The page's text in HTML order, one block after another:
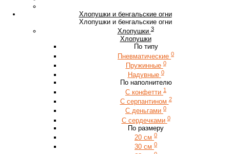
Хлопушки и бенгальские огни
Хлопушки и бенгальские огни
Хлопушки 3
Хлопушки
По типу
Пневматические 0
Пружинные 0
Надувные 0
По наполнителю
С конфетти 1
С серпантином 2
С деньгами 0
С сердечками 0
По размеру
20 см 0
30 см 0